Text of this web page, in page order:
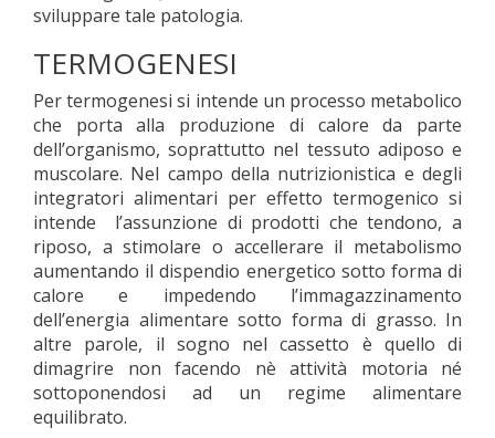
sviluppare tale patologia.
TERMOGENESI
Per termogenesi si intende un processo metabolico
che porta alla produzione di calore da parte
dell’organismo, soprattutto nel tessuto adiposo e
muscolare. Nel campo della nutrizionistica e degli
integratori alimentari per effetto termogenico si
intende l’assunzione di prodotti che tendono, a
riposo, a stimolare o accellerare il metabolismo
aumentando il dispendio energetico sotto forma di
calore e impedendo l’immagazzinamento
dell’energia alimentare sotto forma di grasso. In
altre parole, il sogno nel cassetto è quello di
dimagrire non facendo nè attività motoria né
sottoponendosi ad un regime alimentare
equilibrato.